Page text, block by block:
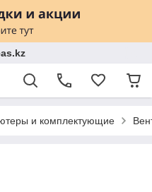
и комплектующие